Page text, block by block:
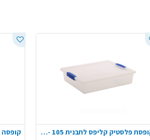
קופסת פלסטיק קליפס לתבנית 105 - שקוף